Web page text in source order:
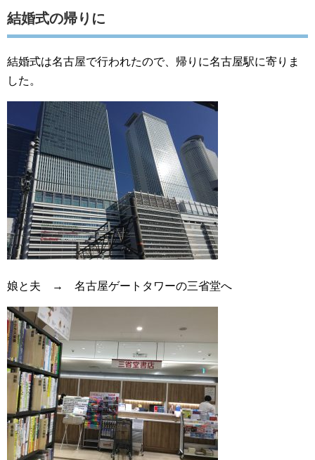
結婚式の帰りに
結婚式は名古屋で行われたので、帰りに名古屋駅に寄りま
した。
娘と夫 → 名古屋ゲートタワーの三省堂へ